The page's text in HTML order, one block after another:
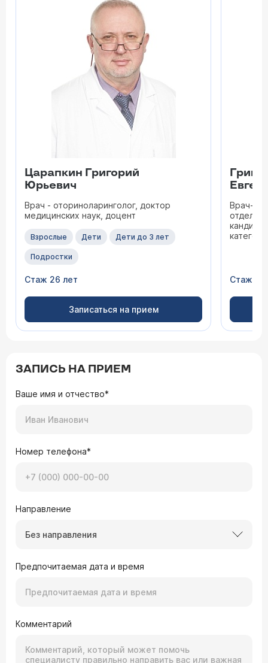
Царапкин Григорий
Юрьевич
Врач - оториноларинголог, доктор
медицинских наук, доцент
Взрослые Дети Дети до 3 лет
Подростки
Стаж 26 лет
Записаться на прием
Врач-
Стаж 32
ЗАПИСЬ НА ПРИЕМ
Ваше имя и отчество*
Номер телефона*
Направление
Без направления
Предпочитаемая дата и время
Комментарий